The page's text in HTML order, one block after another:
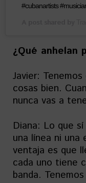
#cubanartists
¿Qué anhelan
Javier:
cosas bien.
nunca vas a
Diana: Lo que
una línea ni
ventaja es que
cada uno tiene
banda.